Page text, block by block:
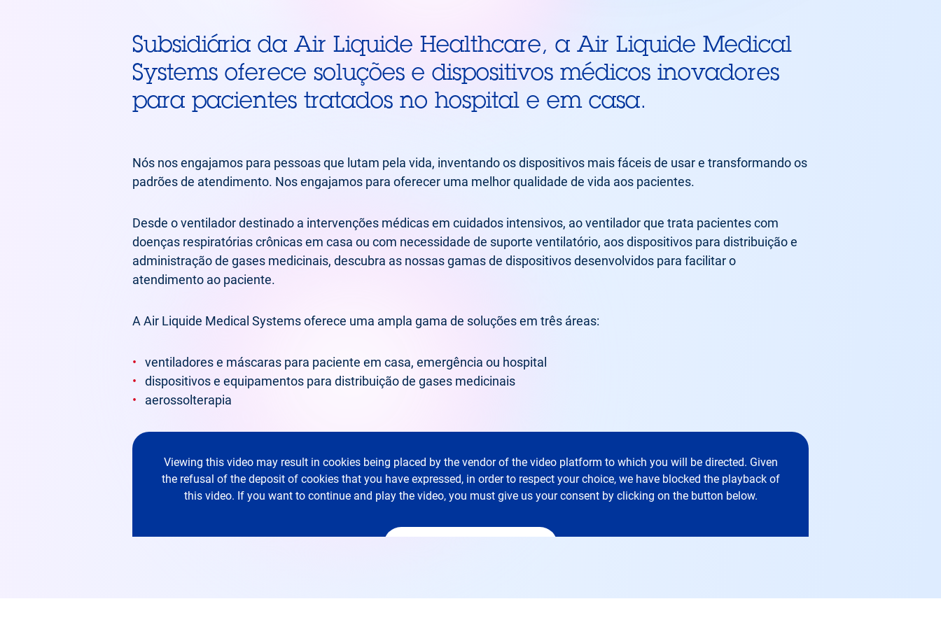
Subsidiária da Air Liquide Healthcare, a Air Liquide Medical
Systems oferece soluções e dispositivos médicos inovadores
para pacientes tratados no hospital e em casa.
Nós nos engajamos para pessoas que lutam pela vida, inventando os dispositivos mais fáceis de usar e transformando os
padrões de atendimento. Nos engajamos para oferecer uma melhor qualidade de vida aos pacientes.
Desde o ventilador destinado a intervenções médicas em cuidados intensivos, ao ventilador que trata pacientes com
doenças respiratórias crônicas em casa ou com necessidade de suporte ventilatório, aos dispositivos para distribuição e
administração de gases medicinais, descubra as nossas gamas de dispositivos desenvolvidos para facilitar o
atendimento ao paciente.
A Air Liquide Medical Systems oferece uma ampla gama de soluções em três áreas:
ventiladores e máscaras para paciente em casa, emergência ou hospital
dispositivos e equipamentos para distribuição de gases medicinais
aerossolterapia
Viewing this video may result in cookies being placed by the vendor of the video platform to which you will be directed. Given
the refusal of the deposit of cookies that you have expressed, in order to respect your choice, we have blocked the playback of
this video. If you want to continue and play the video, you must give us your consent by clicking on the button below.